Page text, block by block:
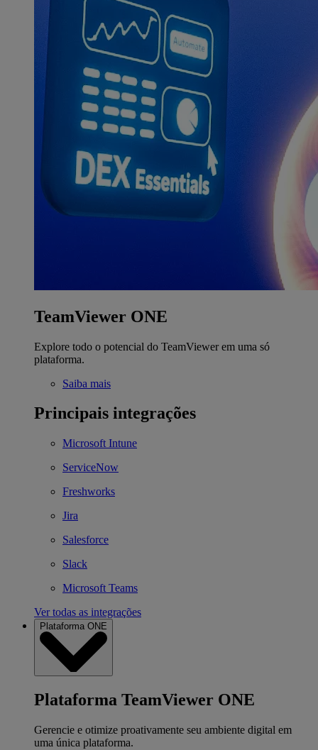
TeamViewer ONE
Explore todo o potencial do TeamViewer em uma só
plataforma.
Saiba mais
Principais integrações
Microsoft Intune
ServiceNow
Freshworks
Jira
Salesforce
Slack
Microsoft Teams
Ver todas as integrações
Plataforma ONE
Plataforma TeamViewer ONE
Gerencie e otimize proativamente seu ambiente digital em
uma única plataforma.